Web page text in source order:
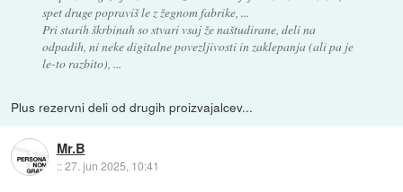
spet druge popraviš le z žegnom fabrike, ...
Pri starih škrbinah so stvari vsaj že naštudirane, deli na
odpadih, ni neke digitalne povezljivosti in zaklepanja (ali pa je
le-to razbito), ...
Plus rezervni deli od drugih proizvajalcev...
Mr.B
::27. jun 2025, 10:41